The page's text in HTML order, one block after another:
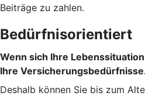
Beiträge zu zahlen.
Bedürfnisorientiert
Wenn sich Ihre
Ihre
Deshalb können Sie bis zum